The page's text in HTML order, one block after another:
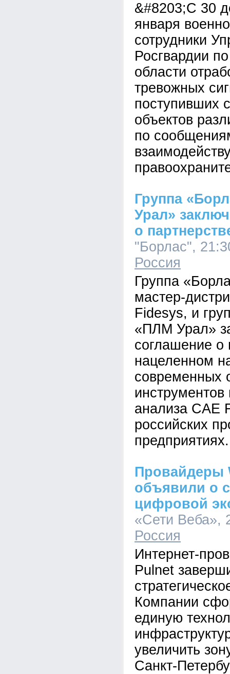
&#8203;С 30
января
сотрудники
Росгвардии
области
тревожных
поступивших
объектов
по
Группа
Урал»
о
"Борлас",
Россия
Группа
мастер-
Fidesys, и
«ПЛМ Урал»
соглашение о
нацеленном
современных
инструментов
анализа CAE
российских
предприятиях.
Провайдеры
объявили о
цифровой
«Сети Веба»,
Россия
Интернет-
Pulnet
Компании
единую
увеличить
Санкт-